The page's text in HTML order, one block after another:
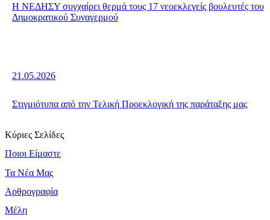
Η ΝΕΔΗΣΥ συγχαίρει θερμά τους 17 νεοεκλεγείς βουλευτές του
Δημοκρατικού Συναγερμού
21.05.2026
Στιγμιότυπα από την Τελική Προεκλογική της παράταξης μας
Κύριες Σελίδες
Ποιοι Είμαστε
Τα Νέα Μας
Αρθρογραφία
Μέλη